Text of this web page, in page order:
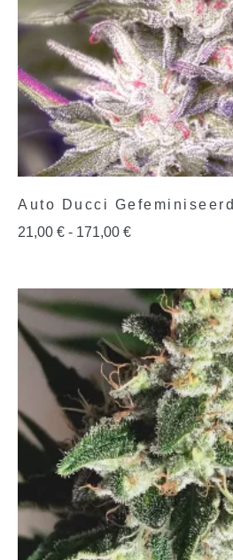
Auto Ducci Gefeminiseerd
21,00 € - 171,00 €